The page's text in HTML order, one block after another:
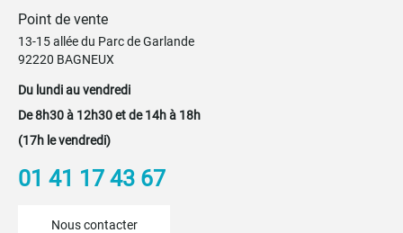
Point de vente
13-15 allée du Parc de Garlande
92220 BAGNEUX
Du lundi au vendredi
De 8h30 à 12h30 et de 14h à 18h
(17h le vendredi)
01 41 17 43 67
Nous contacter